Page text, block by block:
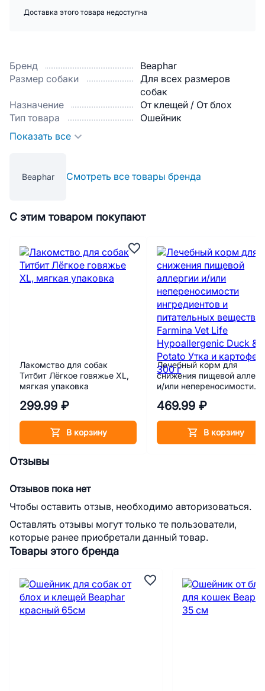
Бренд
Beaphar
Размер собаки
Для всех размеров
собак
Назначение
От клещей / От блох
Тип товара
Ошейник
Показать все
Beaphar Смотреть все товары бренда
Доставка этого товара недоступна
С этим товаром покупают
Лакомство для собак
Титбит Лёгкое говяжье XL,
мягкая упаковка
299.99 ₽
В корзину
Лечебный корм для
снижения пищевой
и/или непереносимости
питательных веществ
Hypoallergenic Duck &
Утка и картофель 300 г
469.99 ₽
В корзину
Товары этого бренда
Отзывы
Отзывов пока нет
Чтобы оставить отзыв, необходимо авторизоваться.
Оставлять отзывы могут только те пользователи,
которые ранее приобретали данный товар.